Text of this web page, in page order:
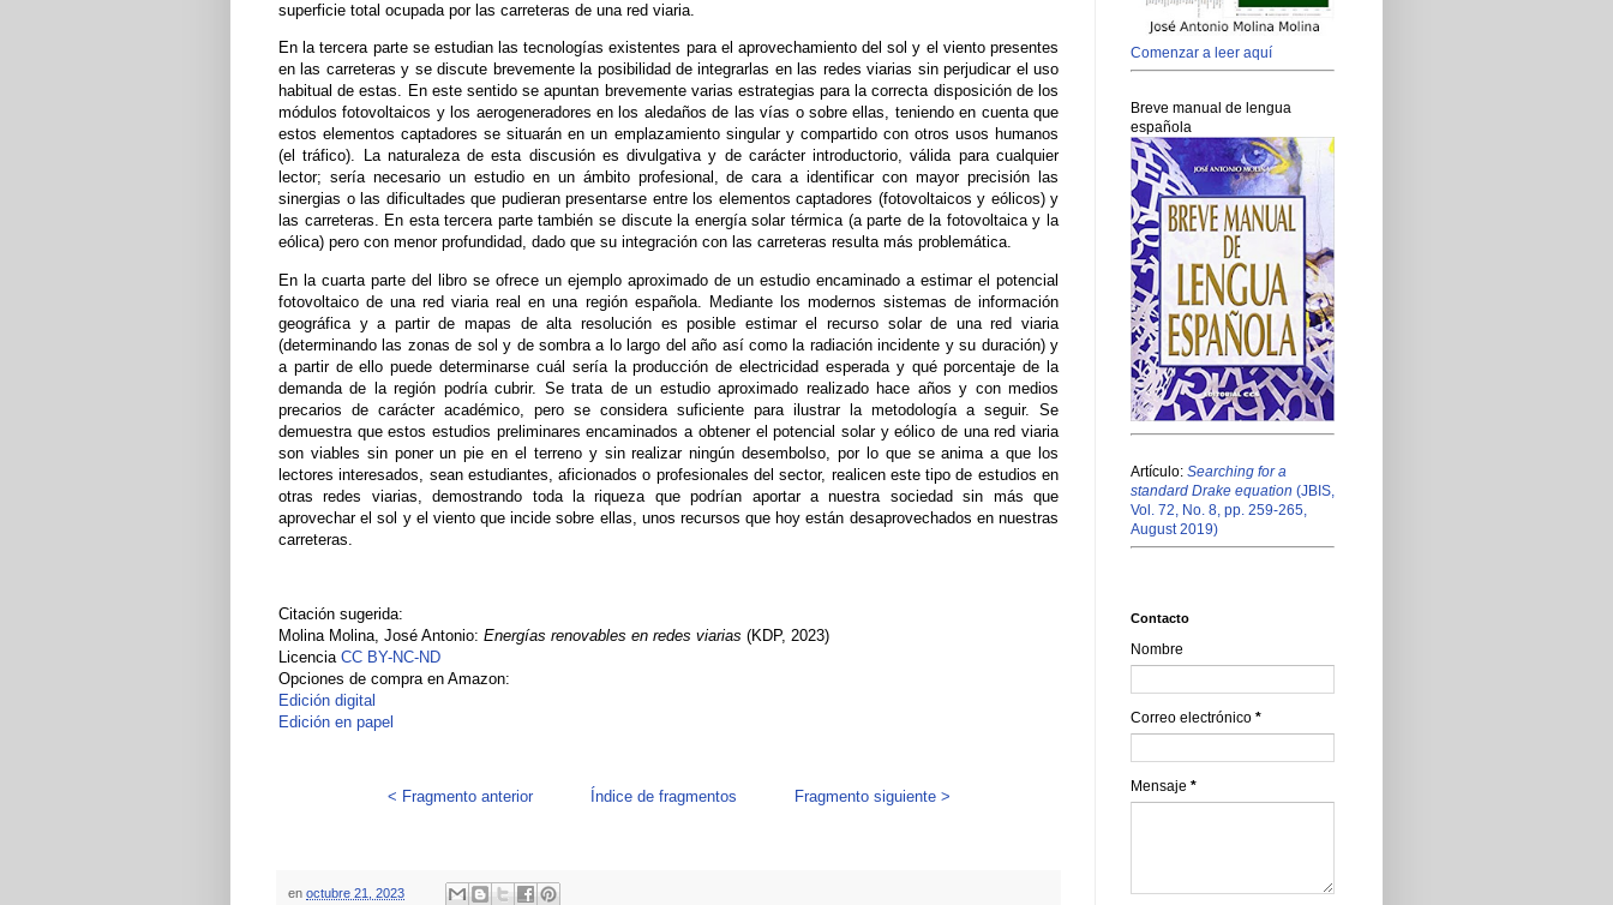
superficie total ocupada por las carreteras de una red viaria.
En la tercera parte se estudian las tecnologías existentes para el aprovechamiento del sol y el viento presentes
en las carreteras y se discute brevemente la posibilidad de integrarlas en las redes viarias sin perjudicar el uso
habitual de estas. En este sentido se apuntan brevemente varias estrategias para la correcta disposición de los
módulos fotovoltaicos y los aerogeneradores en los aledaños de las vías o sobre ellas, teniendo en cuenta que
estos elementos captadores se situarán en un emplazamiento singular y compartido con otros usos humanos
(el tráfico). La naturaleza de esta discusión es divulgativa y de carácter introductorio, válida para cualquier
lector; sería necesario un estudio en un ámbito profesional, de cara a identificar con mayor precisión las
sinergias o las dificultades que pudieran presentarse entre los elementos captadores (fotovoltaicos y eólicos) y
las carreteras. En esta tercera parte también se discute la energía solar térmica (a parte de la fotovoltaica y la
eólica) pero con menor profundidad, dado que su integración con las carreteras resulta más problemática.
En la cuarta parte del libro se ofrece un ejemplo aproximado de un estudio encaminado a estimar el potencial
fotovoltaico de una red viaria real en una región española. Mediante los modernos sistemas de información
geográfica y a partir de mapas de alta resolución es posible estimar el recurso solar de una red viaria
(determinando las zonas de sol y de sombra a lo largo del año así como la radiación incidente y su duración) y
a partir de ello puede determinarse cuál sería la producción de electricidad esperada y qué porcentaje de la
demanda de la región podría cubrir. Se trata de un estudio aproximado realizado hace años y con medios
precarios de carácter académico, pero se considera suficiente para ilustrar la metodología a seguir. Se
demuestra que estos estudios preliminares encaminados a obtener el potencial solar y eólico de una red viaria
son viables sin poner un pie en el terreno y sin realizar ningún desembolso, por lo que se anima a que los
lectores interesados, sean estudiantes, aficionados o profesionales del sector, realicen este tipo de estudios en
otras redes viarias, demostrando toda la riqueza que podrían aportar a nuestra sociedad sin más que
aprovechar el sol y el viento que incide sobre ellas, unos recursos que hoy están desaprovechados en nuestras
carreteras.
Citación sugerida:
Molina Molina, José Antonio: Energías renovables en redes viarias (KDP, 2023)
Licencia CC BY-NC-ND
Opciones de compra en Amazon:
Edición digital
Edición en papel
< Fragmento anterior Índice de fragmentos Fragmento siguiente >
en octubre 21, 2023
Comenzar a leer aquí
Breve manual de lengua
española
Artículo: Searching for a
standard Drake equation (JBIS,
Vol. 72, No. 8, pp. 259-265,
August 2019)
Contacto
Nombre
Correo electrónico *
Mensaje *